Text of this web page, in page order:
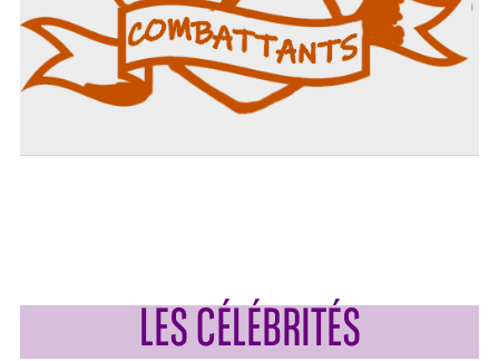
LES CÉLÉBRITÉS